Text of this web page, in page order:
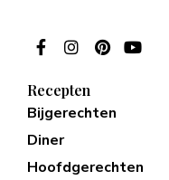
Recepten
Bijgerechten
Diner
Hoofdgerechten